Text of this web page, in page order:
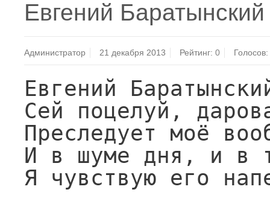
Евгений
Администратор 21 декабря 2013 Рейтинг:0 Голосов:
Евгений
Сей поцелуй,
Преследует моё
И в шуме дня, и в
Я чувствую его